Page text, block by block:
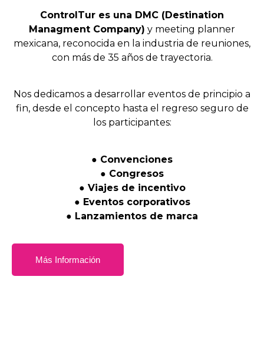
ControlTur es una DMC (Destination
Managment Company) y meeting planner
mexicana, reconocida en la industria de reuniones,
con más de 35 años de trayectoria.
Nos dedicamos a desarrollar eventos de principio a
fin, desde el concepto hasta el regreso seguro de
los participantes:
● Convenciones
● Congresos
● Viajes de incentivo
● Eventos corporativos
● Lanzamientos de marca
Más Información